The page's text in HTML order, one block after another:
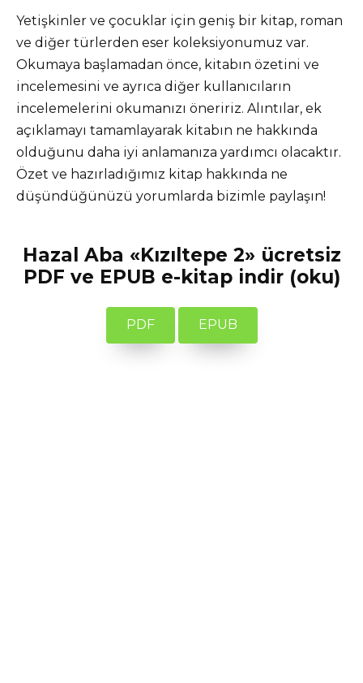
Yetişkinler ve çocuklar için geniş bir kitap, roman
ve diğer türlerden eser koleksiyonumuz var.
Okumaya başlamadan önce, kitabın özetini ve
incelemesini ve ayrıca diğer kullanıcıların
incelemelerini okumanızı öneririz. Alıntılar, ek
açıklamayı tamamlayarak kitabın ne hakkında
olduğunu daha iyi anlamanıza yardımcı olacaktır.
Özet ve hazırladığımız kitap hakkında ne
düşündüğünüzü yorumlarda bizimle paylaşın!
Hazal Aba «Kızıltepe 2» ücretsiz
PDF ve EPUB e-kitap indir (oku)
PDF EPUB